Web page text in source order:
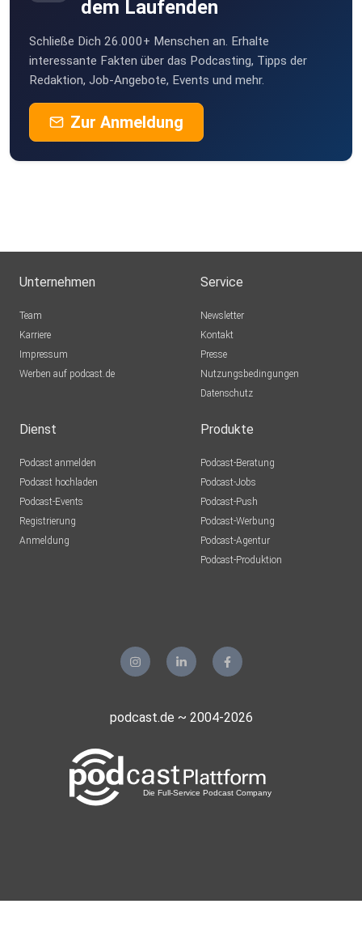
dem Laufenden
Schließe Dich 26.000+ Menschen an. Erhalte
interessante Fakten über das Podcasting, Tipps der
Redaktion, Job-Angebote, Events und mehr.
Zur Anmeldung
Unternehmen
Team
Karriere
Impressum
Werben auf podcast.de
Service
Newsletter
Kontakt
Presse
Nutzungsbedingungen
Datenschutz
Dienst
Podcast anmelden
Podcast hochladen
Podcast-Events
Registrierung
Anmeldung
Produkte
Podcast-Beratung
Podcast-Jobs
Podcast-Push
Podcast-Werbung
Podcast-Agentur
Podcast-Produktion
podcast.de ~ 2004-2026